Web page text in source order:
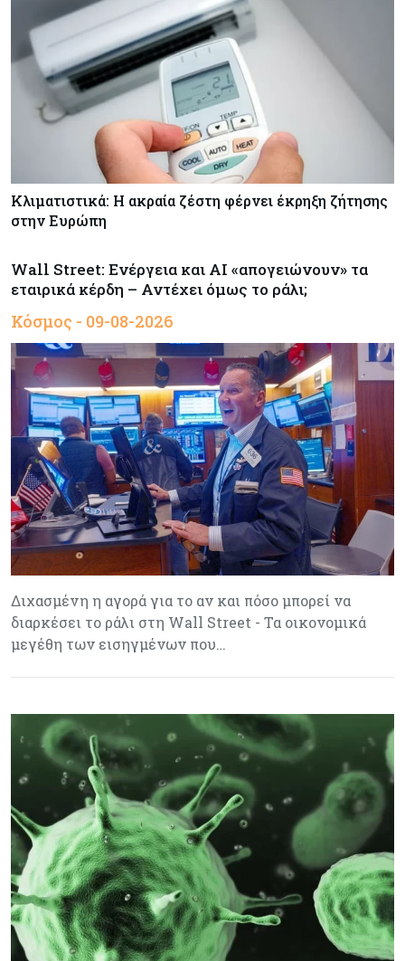
Κλιματιστικά: Η ακραία ζέστη φέρνει έκρηξη ζήτησης
στην Ευρώπη
Wall Street: Ενέργεια και AI «απογειώνουν» τα
εταιρικά κέρδη – Αντέχει όμως το ράλι;
Κόσμος - 09-08-2026
Διχασμένη η αγορά για το αν και πόσο μπορεί να
διαρκέσει το ράλι στη Wall Street - Τα οικονομικά
μεγέθη των εισηγμένων που…